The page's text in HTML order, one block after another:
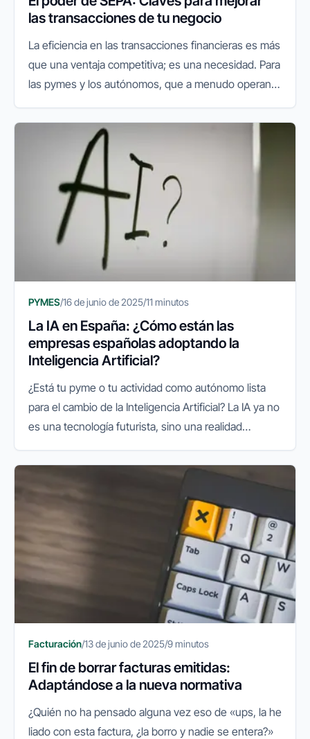
las transacciones de tu negocio
La eficiencia en las transacciones financieras es más
que una ventaja competitiva; es una necesidad. Para
las pymes y los autónomos, que a menudo operan
proceso, entender...
PYMES/16 de junio de 2025/11 minutos
La IA en España: ¿Cómo están las
empresas españolas adoptando la
Inteligencia Artificial?
¿Está tu pyme o tu actividad como autónomo lista
para el cambio de la Inteligencia Artificial? La IA ya no
es una tecnología futurista, sino una realidad
empresarial a nivel...
Facturación/13 de junio de 2025/9 minutos
El fin de borrar facturas emitidas:
Adaptándose a la nueva normativa
¿Quién no ha pensado alguna vez eso de «ups, la he
liado con esta factura, ¿la borro y nadie se entera?»